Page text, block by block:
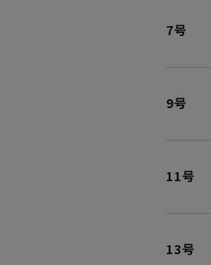
7号
9号
11号
13号